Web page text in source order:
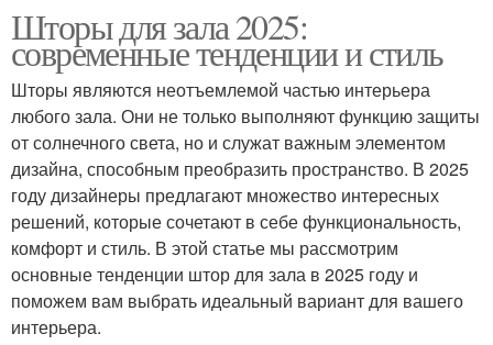
Шторы для зала 2025:
современные тенденции и стиль
Шторы являются неотъемлемой частью интерьера
любого зала. Они не только выполняют функцию защиты
от солнечного света, но и служат важным элементом
дизайна, способным преобразить пространство. В 2025
году дизайнеры предлагают множество интересных
решений, которые сочетают в себе функциональность,
комфорт и стиль. В этой статье мы рассмотрим
основные тенденции штор для зала в 2025 году и
поможем вам выбрать идеальный вариант для вашего
интерьера.